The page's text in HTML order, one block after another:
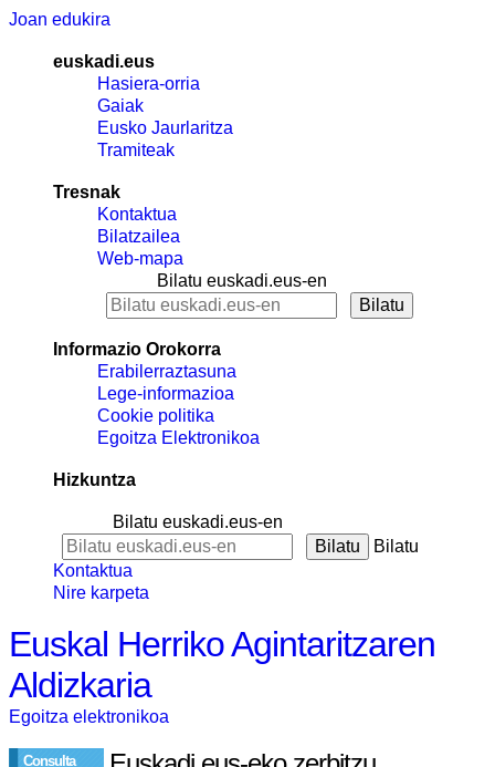
Joan edukira
euskadi.eus
Hasiera-orria
Gaiak
Eusko Jaurlaritza
Tramiteak
Tresnak
Kontaktua
Bilatzailea
Web-mapa
Bilatu euskadi.eus-en
Informazio Orokorra
Erabilerraztasuna
Lege-informazioa
Cookie politika
Egoitza Elektronikoa
Hizkuntza
Bilatu euskadi.eus-en
Bilatu
Kontaktua
Nire karpeta
Euskal Herriko Agintaritzaren
Aldizkaria
Egoitza elektronikoa
Consulta